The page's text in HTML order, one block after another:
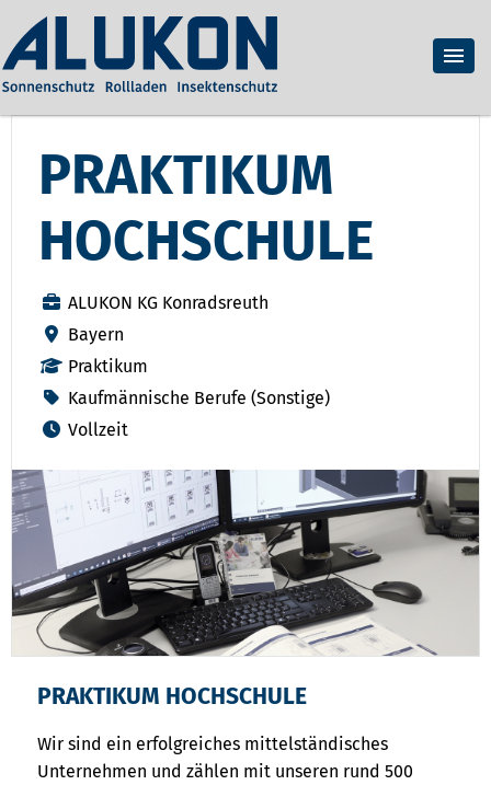
PRAKTIKUM
HOCHSCHULE
ALUKON KG Konradsreuth
Bayern
Praktikum
Kaufmännische Berufe (Sonstige)
Vollzeit
PRAKTIKUM HOCHSCHULE
Wir sind ein erfolgreiches mittelständisches
Unternehmen und zählen mit unseren rund 500